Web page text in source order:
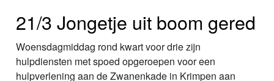
21/3 Jongetje uit boom gered
Woensdagmiddag rond kwart voor drie zijn
hulpdiensten met spoed opgeroepen voor een
hulpverlening aan de Zwanenkade in Krimpen aan